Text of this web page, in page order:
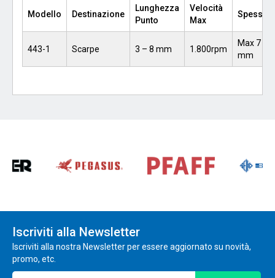
Modello Destinazione
Lunghezza
Punto
Velocità
Max
443-1 Scarpe 3 – 8 mm 1.800rpm
Max 7
mm
Iscriviti alla Newsletter
Iscriviti alla nostra Newsletter per essere aggiornato su novità,
promo, etc.